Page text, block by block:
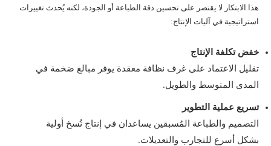
هذا الابتكار لا يقتصر على تحسين دقة الطباعة أو الجودة، لكنه يُحدث تغييرات
استراتيجية في آليات الإنتاج:
خفض تكلفة الإنتاج
تقليل الاعتماد على غرف نظافة معقدة يوفر مبالغ ضخمة في
المدى المتوسط والطويل.
تسريع عملية التطوير
التصميم والطباعة المُسبقين يساعدان في إنتاج نُسخ أولية
بشكل أسرع للتجارب والتعديلات.